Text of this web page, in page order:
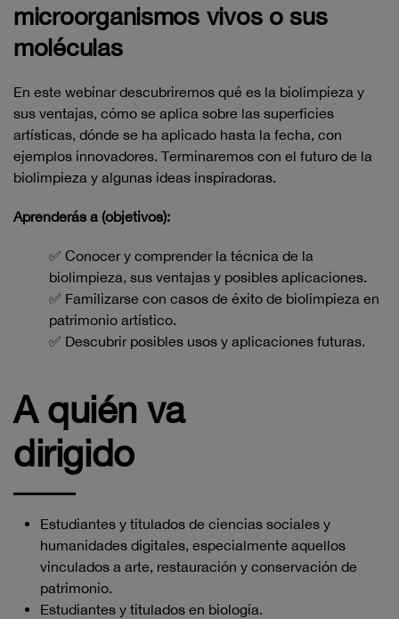
microorganismos vivos o sus
moléculas
En este webinar descubriremos qué es la biolimpieza y
sus ventajas, cómo se aplica sobre las superficies
artísticas, dónde se ha aplicado hasta la fecha, con
ejemplos innovadores. Terminaremos con el futuro de la
biolimpieza y algunas ideas inspiradoras.
Aprenderás a (objetivos):
✅ Conocer y comprender la técnica de la
biolimpieza, sus ventajas y posibles aplicaciones.
✅ Familizarse con casos de éxito de biolimpieza en
patrimonio artístico.
✅ Descubrir posibles usos y aplicaciones futuras.
A quién va
dirigido
Estudiantes y titulados de ciencias sociales y
humanidades digitales, especialmente aquellos
vinculados a arte, restauración y conservación de
patrimonio.
Estudiantes y titulados en biología.